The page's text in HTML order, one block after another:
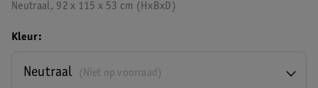
Neutraal, 92 x 115 x 53 cm (HxBxD)
Kleur
(Niet op voorraad)
Neutraal